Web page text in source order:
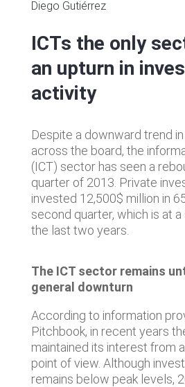
Diego Gutiérrez
ICTs the only
an upturn in
activity
Despite a downward trend
across the board, the
(ICT) sector has seen a
quarter of 2013. Private
invested 12,500$ million in
second quarter, which is at
the last two years.
The ICT sector remains
general downturn
According to information
Pitchbook, in recent years
maintained its interest from
point of view. Although
remains below peak levels,